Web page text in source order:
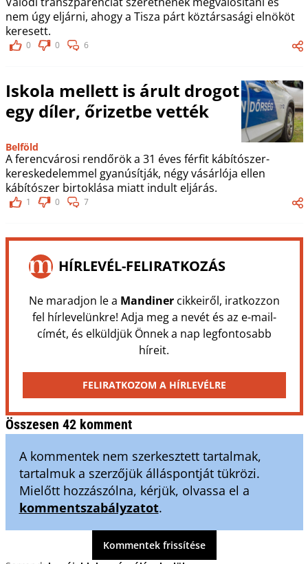
nem úgy eljárni, ahogy a Tisza párt köztársasági elnököt
keresett.
0 0 6
Iskola mellett is árult drogot
egy díler, őrizetbe vették
Belföld
A ferencvárosi rendőrök a 31 éves férfit kábítószer-
kereskedelemmel gyanúsítják, négy vásárlója ellen
kábítószer birtoklása miatt indult eljárás.
1 0 7
HÍRLEVÉL-FELIRATKOZÁS
Ne maradjon le a Mandinercikkeiről, iratkozzon
fel hírlevelünkre! Adja meg a nevét és az e-mail-
címét, és elküldjük Önnek a nap legfontosabb
híreit.
FELIRATKOZOM A HÍRLEVÉLRE
Összesen 42 komment
A kommentek nem szerkesztett tartalmak,
tartalmuk a szerzőjük álláspontját tükrözi.
Mielőtt hozzászólna, kérjük, olvassa el a
kommentszabályzatot.
Kommentek frissítése